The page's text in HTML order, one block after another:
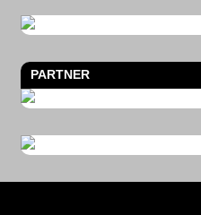
PARTNER